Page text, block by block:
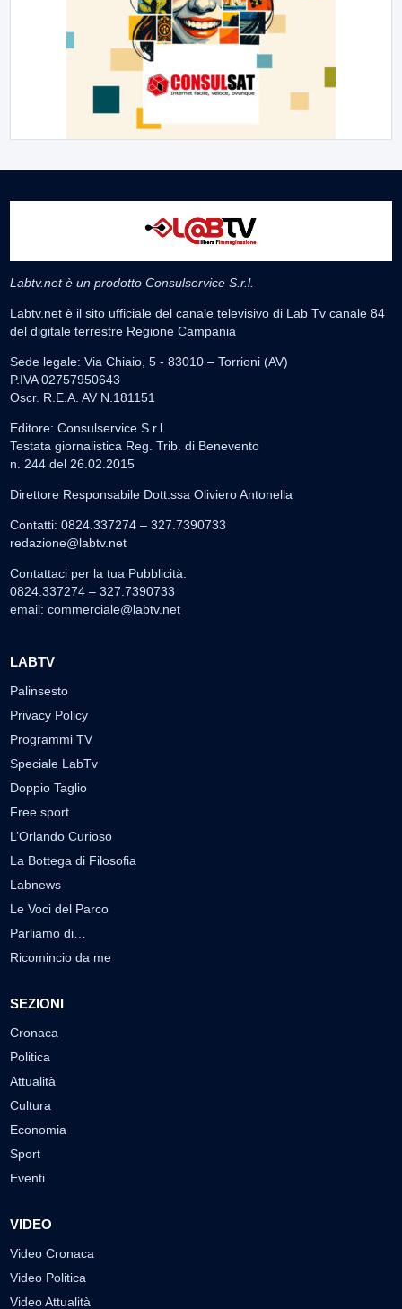
Labtv.net è un prodotto Consulservice S.r.l.
Labtv.net è il sito ufficiale del canale televisivo di Lab Tv canale 84
del digitale terrestre Regione Campania
Sede legale: Via Chiaio, 5 - 83010 – Torrioni (AV)
P.IVA 02757950643
Oscr. R.E.A. AV N.181151
Editore: Consulservice S.r.l.
Testata giornalistica Reg. Trib. di Benevento
n. 244 del 26.02.2015
Direttore Responsabile Dott.ssa Oliviero Antonella
Contatti: 0824.337274 – 327.7390733
redazione@labtv.net
Contattaci per la tua Pubblicità:
0824.337274 – 327.7390733
email: commerciale@labtv.net
LABTV
Palinsesto
Privacy Policy
Programmi TV
Speciale LabTv
Doppio Taglio
Free sport
L’Orlando Curioso
La Bottega di Filosofia
Labnews
Le Voci del Parco
Parliamo di…
Ricomincio da me
SEZIONI
Cronaca
Politica
Attualità
Cultura
Economia
Sport
Eventi
VIDEO
Video Cronaca
Video Politica
Video Attualità